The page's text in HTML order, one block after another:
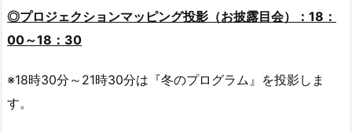
◎プロジェクションマッピング投影（お披露目会）：18：
00～18：30
※18時30分～21時30分は『冬のプログラム』を投影しま
す。